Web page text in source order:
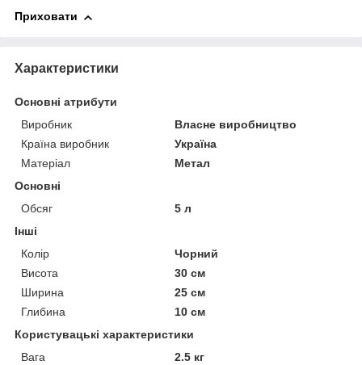
Приховати
Характеристики
Основні атрибути
Виробник
Власне виробництво
Країна виробник
Україна
Матеріал
Метал
Основні
Обсяг
5 л
Інші
Колір
Чорний
Висота
30 см
Ширина
25 см
Глибина
10 см
Користувацькі характеристики
Вага
2.5 кг